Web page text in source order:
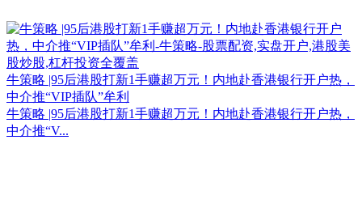
牛策略 |95后港股打新1手赚超万元！内地赴香港银行开户热，
中介推“VIP插队”牟利
牛策略 |95后港股打新1手赚超万元！内地赴香港银行开户热，
中介推“V...